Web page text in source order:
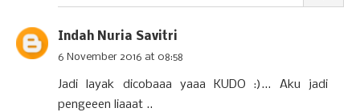
Indah Nuria Savitri
6 November 2016 at 08:58
Jadi layak dicobaaa yaaa KUDO :)... Aku jadi
pengeeen liaaat ..